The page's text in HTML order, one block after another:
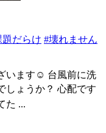
だらけ #壊れません
います☺️ 台風前に洗
しょうか？ 心配です
た ...